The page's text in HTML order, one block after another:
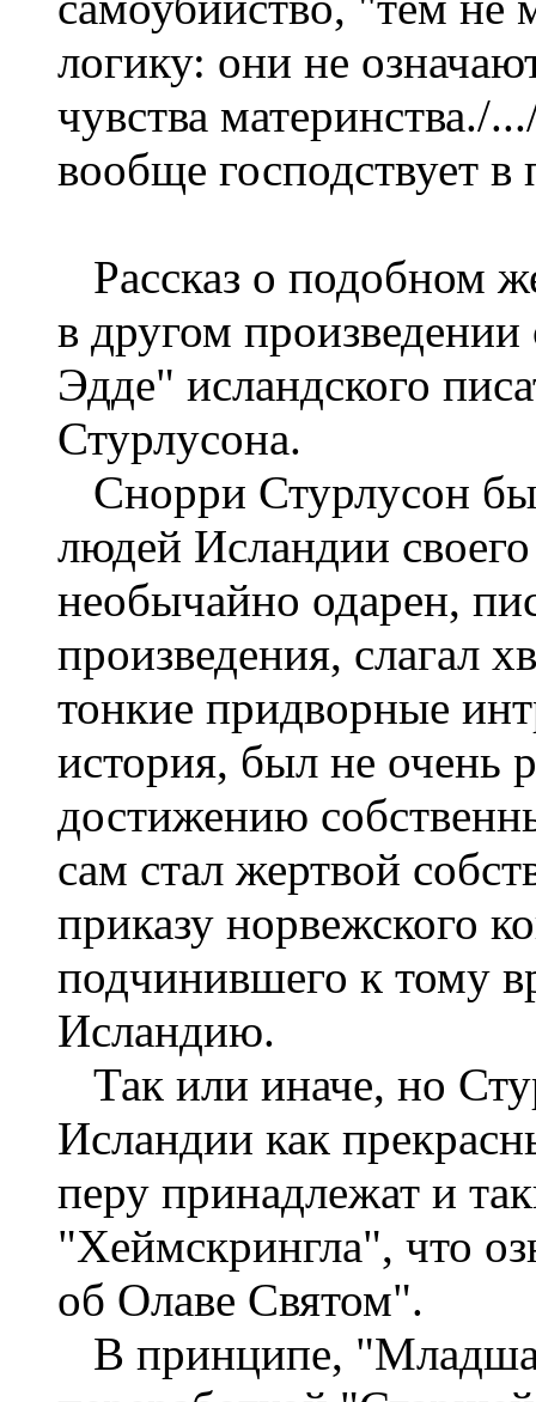
логику: они не
чувства материнства./
вообще господствует
Рассказ о подобном
в другом
Эдде" исландского
Стурлусона.
Снорри Стурлусон
людей Исландии
необычайно одарен,
произведения, слагал
тонкие придворные
история, был не очень
достижению
сам стал жертвой
приказу норвежского
подчинившего к тому
Исландию.
Так или иначе, но
Исландии как
перу принадлежат и
"Хеймскрингла", что
об Олаве Святом".
В принципе,